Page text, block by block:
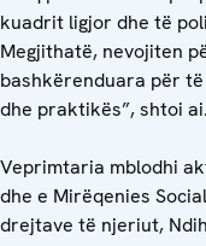
kuadrit ligjor dhe të
Megjithatë, nevojiten
bashkërenduara për
dhe praktikës”, shtoi ai.
Veprimtaria mblodhi
dhe e Mirëqenies
drejtave të njeriut,